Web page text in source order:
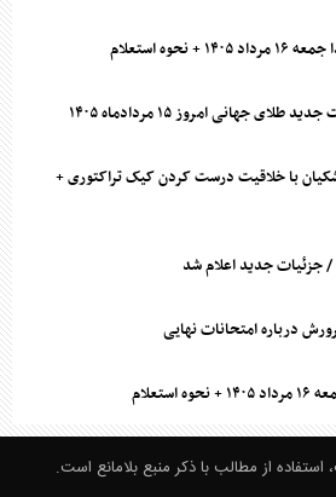
استعلام
امروز ۱۵ مردادماه ۱۴۰۵
با خلاقیت درست کردن کیک تراکتوری +
/ جزئیات جدید اعلام شد
درباره امتحانات نهایی
از مطالب با ذکر منبع بلامانع است.